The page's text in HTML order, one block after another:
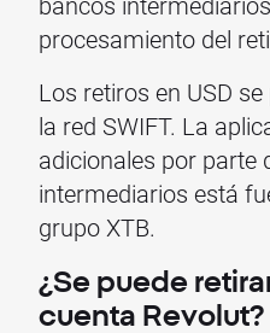
procesamiento del
Los retiros en USD
la red SWIFT. La
adicionales por parte
intermediarios está
grupo XTB.
¿Se puede
cuenta Revolut?